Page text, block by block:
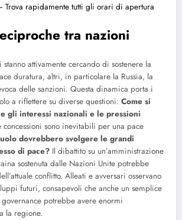
rapidamente tutti gli orari di apertura
tra nazioni
attivamente cercando di sostenere la
duratura, altri, in particolare la Russia, la
delle sanzioni. Questa dinamica porta i
a riflettere su diverse questioni: Come si
gli interessi nazionali e le pressioni
concessioni sono inevitabili per una pace
dovrebbero svolgere le grandi
di pace? Il dibattito su un’amministrazione
sostenuta dalle Nazioni Unite potrebbe
conflitto. Alleati e avversari osservano
futuri, consapevoli che anche un semplice
potrebbe avere enormi
la regione.